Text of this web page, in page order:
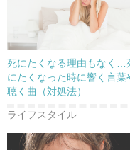
死にたくなる理由もなく…
にたくなった時に響く言葉
聴く曲（対処法）
ライフスタイル